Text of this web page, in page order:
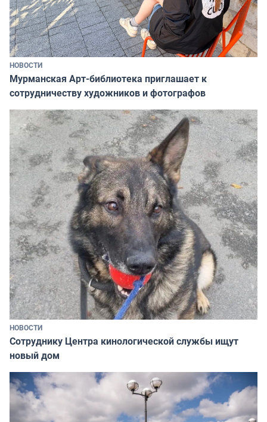
НОВОСТИ
Мурманская Арт-библиотека приглашает к
сотрудничеству художников и фотографов
НОВОСТИ
Сотруднику Центра кинологической службы ищут
новый дом